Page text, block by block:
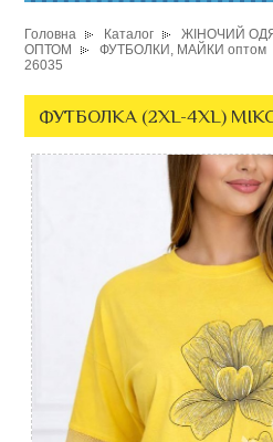
Головна Каталог ЖІНОЧИЙ
ОПТОМ
ФУТБОЛКИ, МАЙКИ оптом
26035
ФУТБОЛКА (2XL-4XL)